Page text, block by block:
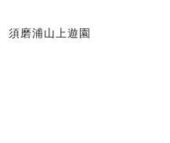
須磨浦山上遊園